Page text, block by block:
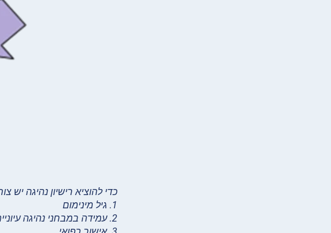
כדי להוציא רישיון נהיגה יש
1. גיל מינימום
2. עמידה במבחני נהיגה עיוניים ומעשיים